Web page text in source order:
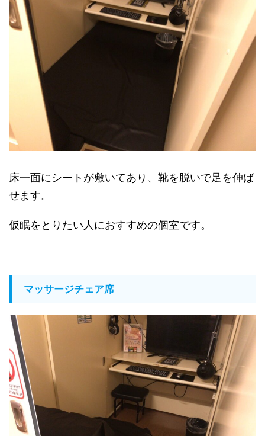
床一面にシートが敷いてあり、靴を脱いで足を伸ば
せます。
仮眠をとりたい人におすすめの個室です。
マッサージチェア席